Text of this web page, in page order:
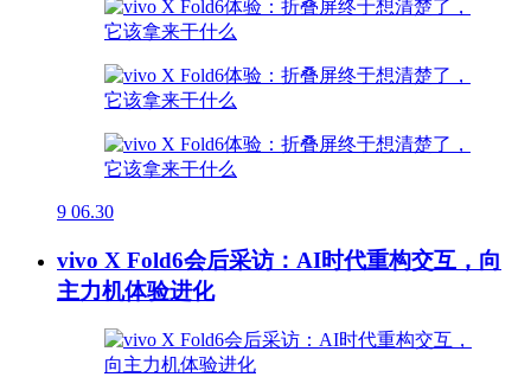
9 06.30
vivo X Fold6会后采访：AI时代重构交互，向
主力机体验进化